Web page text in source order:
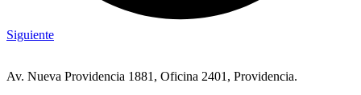
Siguiente
Av. Nueva Providencia 1881, Oficina 2401, Providencia.